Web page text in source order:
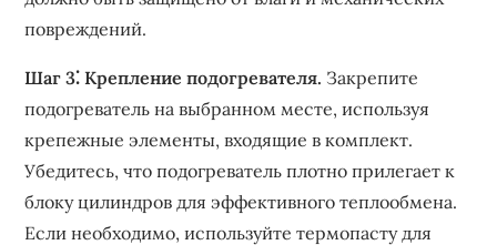
повреждений.
Шаг 3⁚ Крепление подогревателя. Закрепите
подогреватель на выбранном месте, используя
крепежные элементы, входящие в комплект.
Убедитесь, что подогреватель плотно прилегает к
блоку цилиндров для эффективного теплообмена.
Если необходимо, используйте термопасту для